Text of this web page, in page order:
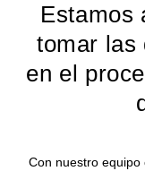
Estamos
tomar las
en el
Con nuestro